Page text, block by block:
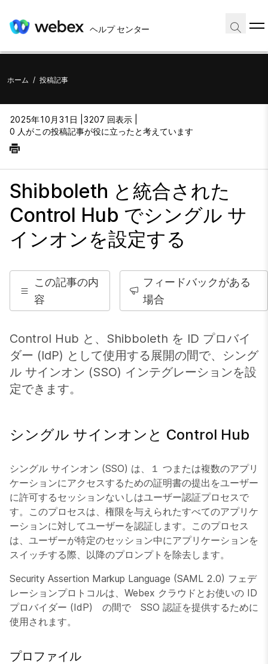
ヘルプ センター
ホーム / 投稿記事
2025年10月31日 | 3207 回表示 |
0 人がこの投稿記事が役に立ったと考えています
Shibboleth と統合された
Control Hub でシングル サ
インオンを設定する
この記事の内
容
フィードバックがある
場合
Control Hub と、Shibboleth を ID プロバイ
ダー (IdP) として使用する展開の間で、シング
ル サインオン (SSO) インテグレーションを設
定できます。
シングル サインオンと Control Hub
シングル サインオン (SSO) は、１ つまたは複数のアプリ
ケーションにアクセスするための証明書の提出をユーザー
に許可するセッションないしはユーザー認証プロセスで
す。このプロセスは、権限を与えられたすべてのアプリケ
ーションに対してユーザーを認証します。このプロセス
は、ユーザーが特定のセッション中にアプリケーションを
スイッチする際、以降のプロンプトを除去します。
Security Assertion Markup Language (SAML 2.0) フェデ
レーションプロトコルは、Webex クラウドとお使いの ID
プロバイダー (IdP) の間で SSO 認証を提供するために
使用されます。
プロファイル